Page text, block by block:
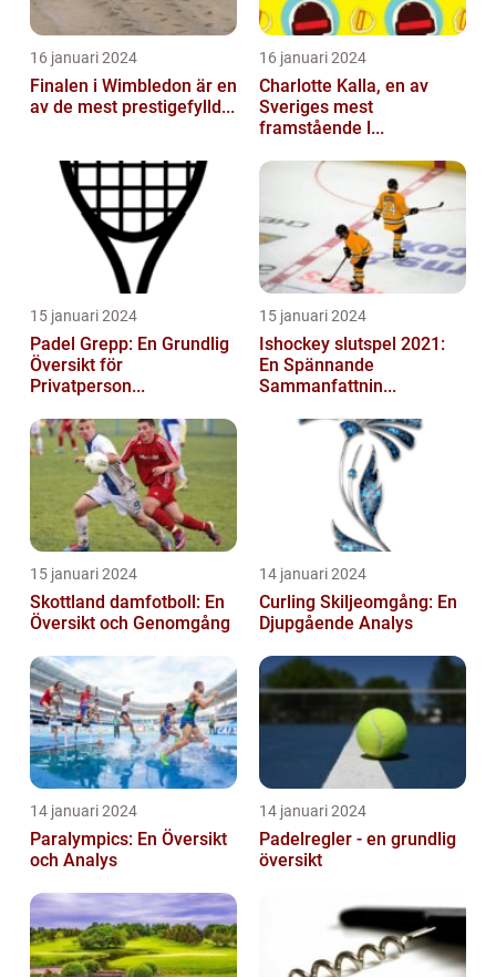
16 januari 2024
Finalen i Wimbledon är en
av de mest prestigefylld...
16 januari 2024
Charlotte Kalla, en av
Sveriges mest
framstående l...
15 januari 2024
Padel Grepp: En Grundlig
Översikt för
Privatperson...
15 januari 2024
Ishockey slutspel 2021:
En Spännande
Sammanfattnin...
15 januari 2024
Skottland damfotboll: En
Översikt och Genomgång
14 januari 2024
Curling Skiljeomgång: En
Djupgående Analys
14 januari 2024
Paralympics: En Översikt
och Analys
14 januari 2024
Padelregler - en grundlig
översikt